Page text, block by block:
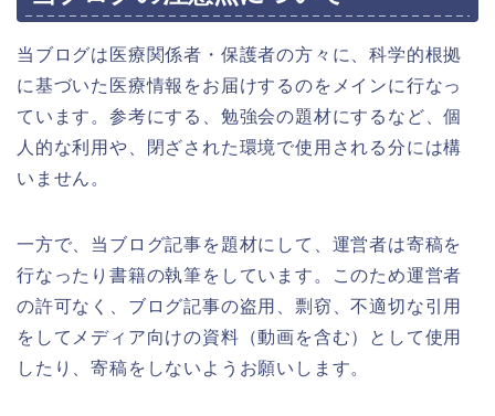
当ブログは医療関係者・保護者の方々に、科学的根拠
に基づいた医療情報をお届けするのをメインに行なっ
ています。参考にする、勉強会の題材にするなど、個
人的な利用や、閉ざされた環境で使用される分には構
いません。
一方で、当ブログ記事を題材にして、運営者は寄稿を
行なったり書籍の執筆をしています。このため運営者
の許可なく、ブログ記事の盗用、剽窃、不適切な引用
をしてメディア向けの資料（動画を含む）として使用
したり、寄稿をしないようお願いします。